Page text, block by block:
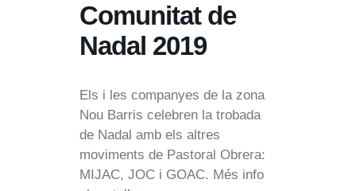
Comunitat de
Nadal 2019
Els i les companyes de la zona
Nou Barris celebren la trobada
de Nadal amb els altres
moviments de Pastoral Obrera:
MIJAC, JOC i GOAC. Més info